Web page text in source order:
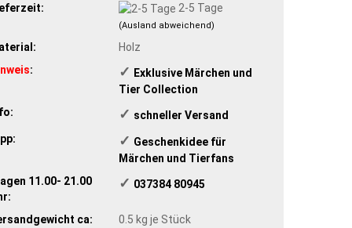
2-5 Tage
(Ausland abweichend)
Holz
: ✓ Exklusive Märchen und
Tier Collection
✓ schneller Versand
✓ ​Geschenkidee für
Märchen und Tierfans
11.00- 21.00
✓ ​ 037384 80945
ca: 0.5 kg je Stück